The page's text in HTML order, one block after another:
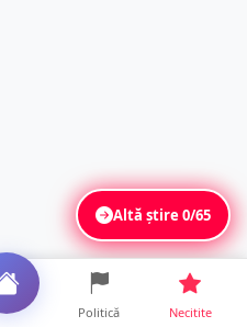
Altă știre0/65
Politică Necitite